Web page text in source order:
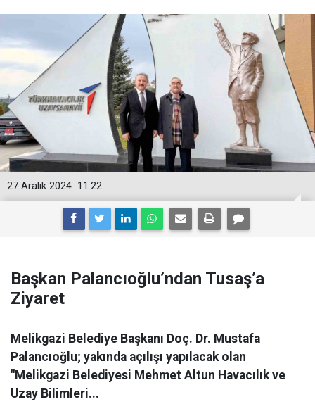
11:22
27 Aralık 2024
Başkan Palancıoğlu’ndan Tusaş’a
Ziyaret
Melikgazi Belediye Başkanı Doç. Dr. Mustafa
Palancıoğlu; yakında açılışı yapılacak olan
"Melikgazi Belediyesi Mehmet Altun Havacılık ve
Uzay Bilimleri...